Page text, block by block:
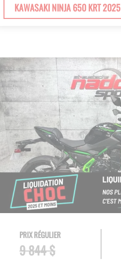
KAWASAKI NINJA 650 KRT 2025
PRIX RÉGULIER
9 844 $